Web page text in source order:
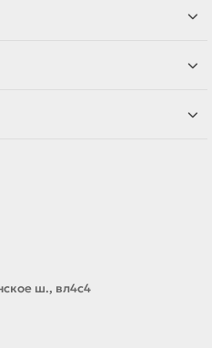
ш., вл4с4